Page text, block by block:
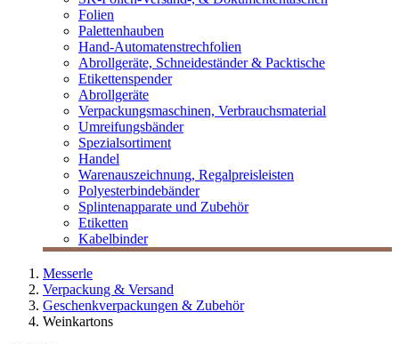
Folien
Palettenhauben
Hand-Automatenstrechfolien
Abrollgeräte, Schneideständer & Packtische
Etikettenspender
Abrollgeräte
Verpackungsmaschinen, Verbrauchsmaterial
Umreifungsbänder
Spezialsortiment
Handel
Warenauszeichnung, Regalpreisleisten
Polyesterbindebänder
Splintenapparate und Zubehör
Etiketten
Kabelbinder
Messerle
Verpackung & Versand
Geschenkverpackungen & Zubehör
Weinkartons